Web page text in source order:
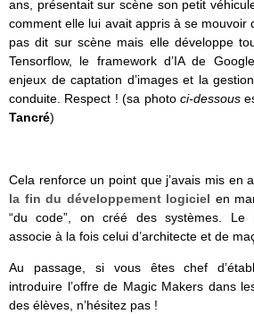
ans, présentait sur scène son petit
comment elle lui avait appris à se mouvoir
pas dit sur scène mais elle développe
Tensorflow, le framework d’IA de
enjeux de captation d’images et la
conduite. Respect ! (sa photo ci-dessous
Tancré)
Cela renforce un point que j’avais mis en
la fin du développement logiciel en
“du code”, on créé des systèmes. Le
associe à la fois celui d’architecte et de
Au passage, si vous êtes chef
introduire l’offre de Magic Makers dans
des élèves, n’hésitez pas !